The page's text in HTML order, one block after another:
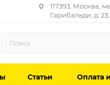
117393, Москва,
Гарибальди, д.
Статьи Оплата